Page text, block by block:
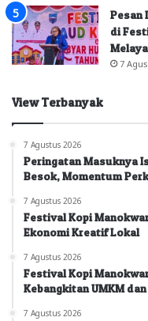
Pesan
di
7
View Terbanyak
7 Agustus 2026
Peringatan Masuknya
Besok, Momentum
7 Agustus 2026
Festival Kopi
Ekonomi Kreatif Lokal
7 Agustus 2026
Festival Kopi
Kebangkitan UMKM
7 Agustus 2026